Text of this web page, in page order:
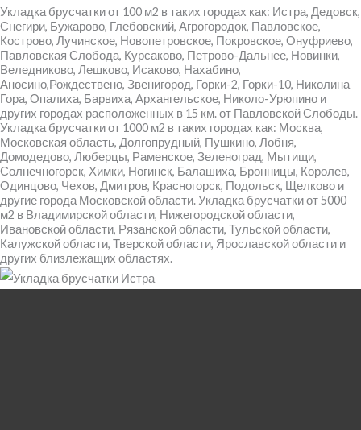
Укладка брусчатки от 100 м2 в таких городах как: Истра, Дедовск,
Снегири, Бужарово, Глебовский, Агрогородок, Павловское,
Кострово, Лучинское, Новопетровское, Покровское, Онуфриево,
Павловская Слобода, Курсаково, Петрово-Дальнее, Новинки,
Веледниково, Лешково, Исаково, Нахабино,
Аносино,Рождествено, Звенигород, Горки-2, Горки-10, Николина
Гора, Опалиха, Барвиха, Архангельское, Николо-Урюпино и
других городах расположенных в 15 км. от Павловской Слободы.
Укладка брусчатки от 1000 м2 в таких городах как: Москва,
Московская область, Долгопрудный, Пушкино, Лобня,
Домодедово, Люберцы, Раменское, Зеленоград, Мытищи,
Солнечногорск, Химки, Ногинск, Балашиха, Бронницы, Королев,
Одинцово, Чехов, Дмитров, Красногорск, Подольск, Щелково и
другие города Московской области. Укладка брусчатки от 5000
м2 в Владимирской области, Нижегородской области,
Ивановской области, Рязанской области, Тульской области,
Калужской области, Тверской области, Ярославской области и
других близлежащих областях.